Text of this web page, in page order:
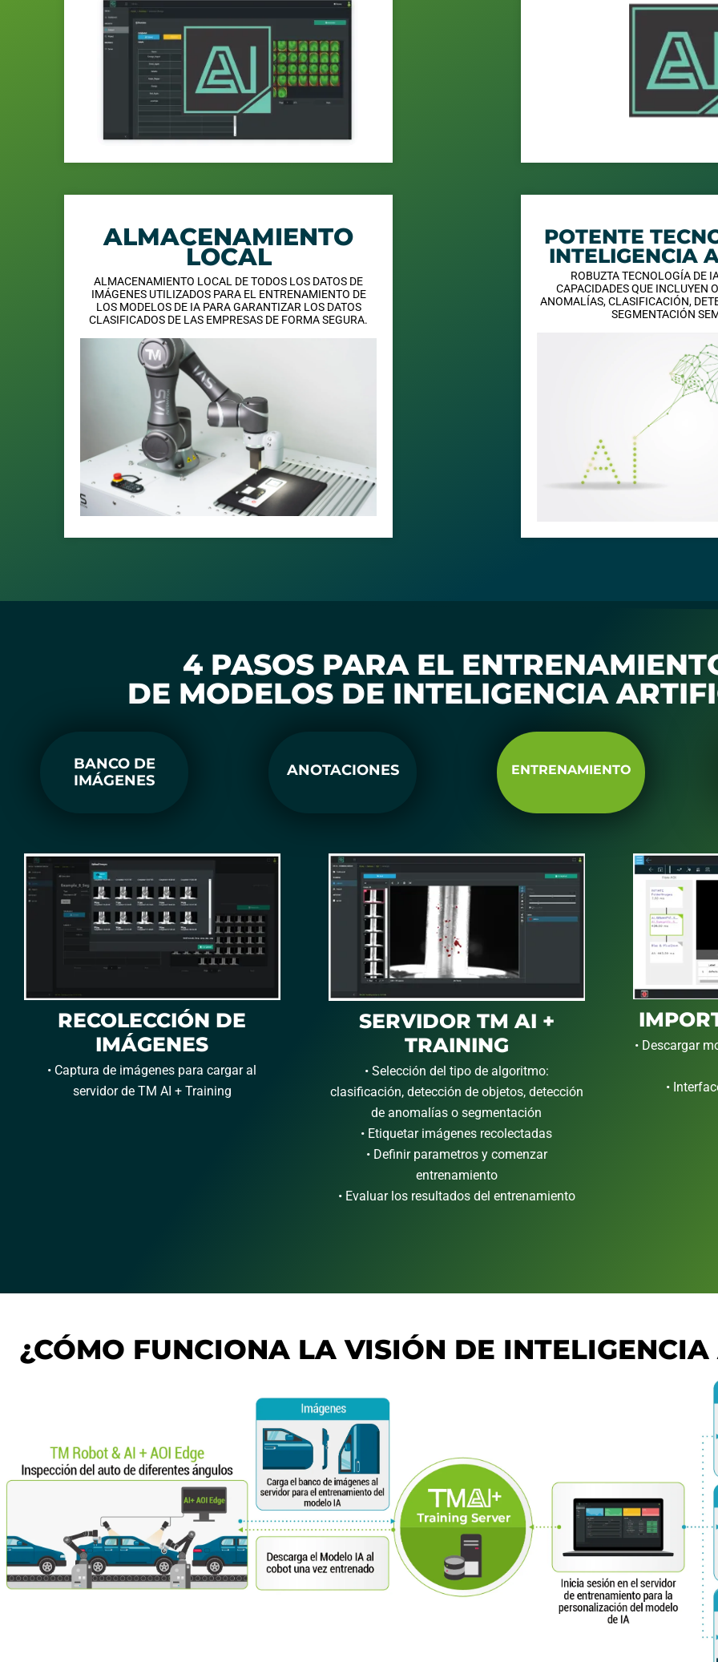
ALMACENAMIENTO
LOCAL
ALMACENAMIENTO LOCAL DE TODOS LOS DATOS DE
IMÁGENES UTILIZADOS PARA EL ENTRENAMIENTO DE
LOS MODELOS DE IA PARA GARANTIZAR LOS DATOS
CLASIFICADOS DE LAS EMPRESAS DE FORMA SEGURA.
POTENTE
INTELIGENCIA
ROBUZTA TECNOLOGÍA DE
CAPACIDADES QUE INCLUYEN
ANOMALÍAS, CLASIFICACIÓN,
SEGMENTACIÓN
4 PASOS PARA EL
DE MODELOS DE INTELIGENCIA
BANCO DE
IMÁGENES
ANOTACIONES ENTRENAMIENTO
RECOLECCIÓN DE
IMÁGENES
• Captura de imágenes para cargar al
servidor de TM AI + Training
SERVIDOR TM AI +
TRAINING
• Selección del tipo de algoritmo:
clasificación, detección de objetos, detección
de anomalías o segmentación
• Etiquetar imágenes recolectadas
• Definir parametros y comenzar
entrenamiento
• Evaluar los resultados del entrenamiento
• Descargar
•
¿CÓMO FUNCIONA LA VISIÓN DE